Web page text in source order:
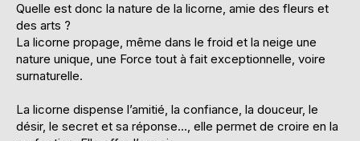
Quelle est donc la nature de la licorne, amie des fleurs et
des arts ?
La licorne propage, même dans le froid et la neige une
nature unique, une Force tout à fait exceptionnelle, voire
surnaturelle.
La licorne dispense l’amitié, la confiance, la douceur, le
désir, le secret et sa réponse…, elle permet de croire en la